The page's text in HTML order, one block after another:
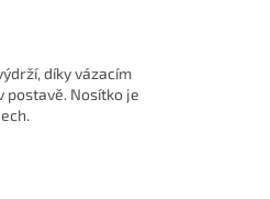
díky vázacím
postavě. Nosítko je